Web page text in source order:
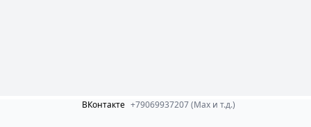
ВКонтакте +79069937207 (Max и т.д.)